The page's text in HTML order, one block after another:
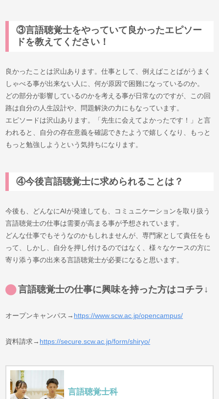
③言語聴覚士をやっていて良かったエピソー
ドを教えてください！
良かったことは沢山あります。仕事として、例えばことばがうまく
しゃべる事が出来ない人に、何が原因で困難になっているのか。
どの部分が影響しているのかを考える事が日常なのですが、この回
路は自分の人生設計や、問題解決の力にもなっています。
エピソードは沢山あります。「先生に会えてよかったです！」と言
われると、自分の存在意義を確認できたようで嬉しくなり、もっと
もっと勉強しようという気持ちになります。
④今後言語聴覚士に求められることは？
今後も、どんなにAIが発達しても、コミュニケーションを取り扱う
言語聴覚士の仕事は需要が高まる事が予想されています。
どんな仕事でもそうなのかもしれませんが、専門家として責任をも
って、しかし、自分を押し付けるのではなく、様々なケースの方に
寄り添う事の出来る言語聴覚士が必要になると思います。
言語聴覚士の仕事に興味を持った方はコチラ↓
オープンキャンパス→ https://www.scw.ac.jp/opencampus/
資料請求→ https://secure.scw.ac.jp/form/shiryo/
言語聴覚士科